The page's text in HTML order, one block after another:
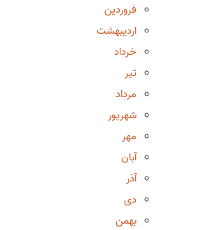
فروردین
اردیبهشت
خرداد
تیر
مرداد
شهریور
مهر
آبان
آذر
دی
بهمن